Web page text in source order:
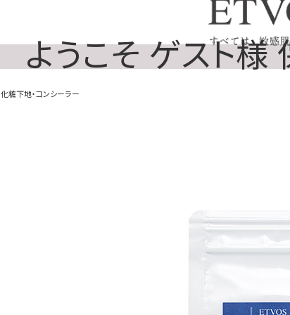
ようこそ ゲスト様
化粧下地・コンシーラー